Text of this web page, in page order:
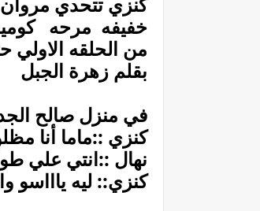
خفيفه مرحه
من الحلقه الاولي
بقلم زهرة الجبل
في منزل صالح
كنزي ::ماما أنا
نهال ::انتي علي
كنزي:: ليه ياااسو